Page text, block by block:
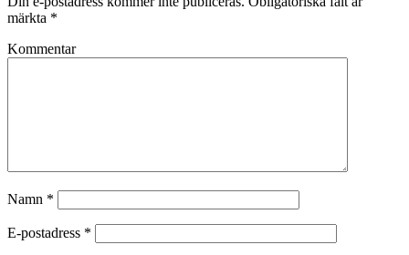
märkta *
Kommentar
Namn *
E-postadress *